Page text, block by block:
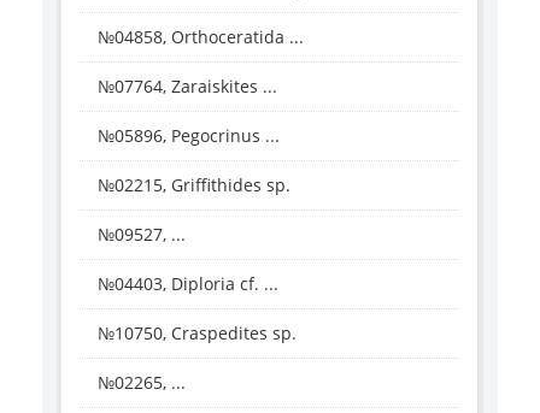
№04858, Orthoceratida ...
№07764, Zaraiskites ...
№05896, Pegocrinus ...
№02215, Griffithides sp.
№09527, ...
№04403, Diploria cf. ...
№10750, Craspedites sp.
№02265, ...